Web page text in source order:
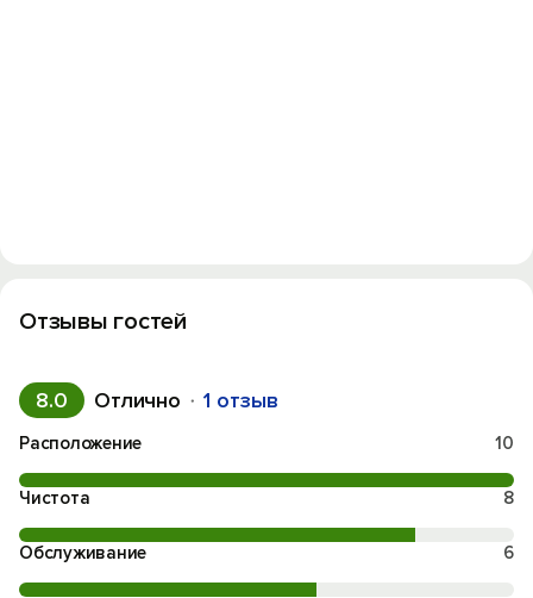
Отзывы гостей
8.0 Отлично 1 отзыв
Расположение 10
Чистота 8
Обслуживание 6